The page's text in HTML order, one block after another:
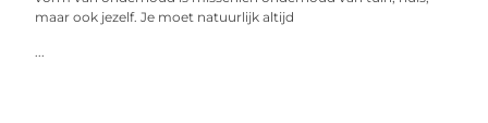
maar ook jezelf. Je moet natuurlijk altijd
...